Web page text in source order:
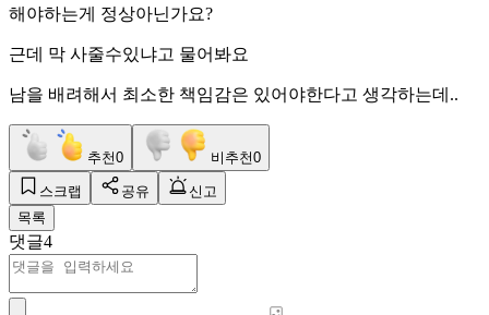
해야하는게 정상아닌가요?
근데 막 사줄수있냐고 물어봐요
남을 배려해서 최소한 책임감은 있어야한다고 생각하는데..
추천0 비추천0
스크랩 공유
신고
목록
댓글4